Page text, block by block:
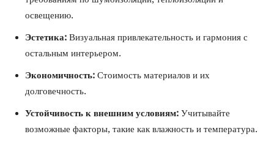
освещению.
Эстетика: Визуальная привлекательность и гармония с
остальным интерьером.
Экономичность: Стоимость материалов и их
долговечность.
Устойчивость к внешним условиям: Учитывайте
возможные факторы, такие как влажность и температура.